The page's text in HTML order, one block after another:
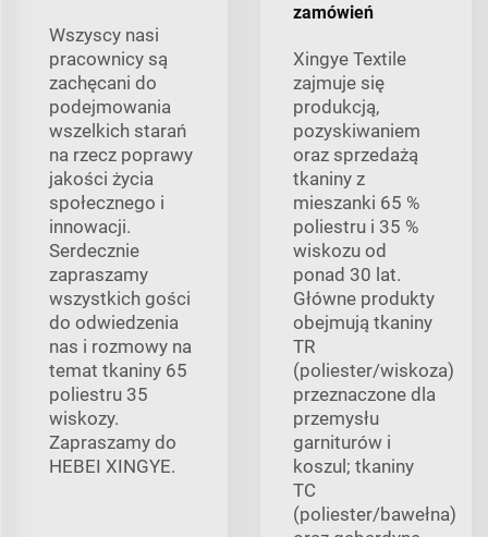
Wszyscy nasi
pracownicy są
zachęcani do
podejmowania
wszelkich starań
na rzecz poprawy
jakości życia
społecznego i
innowacji.
Serdecznie
zapraszamy
wszystkich gości
do odwiedzenia
nas i rozmowy na
temat tkaniny 65
poliestru 35
wiskozy.
Zapraszamy do
HEBEI XINGYE.
zamówień
Xingye Textile
zajmuje się
produkcją,
pozyskiwaniem
oraz sprzedażą
tkaniny z
mieszanki 65 %
poliestru i 35 %
wiskozu od
ponad 30 lat.
Główne produkty
obejmują tkaniny
TR
(poliester/wiskoza)
przeznaczone dla
przemysłu
garniturów i
koszul; tkaniny
TC
(poliester/bawełna)